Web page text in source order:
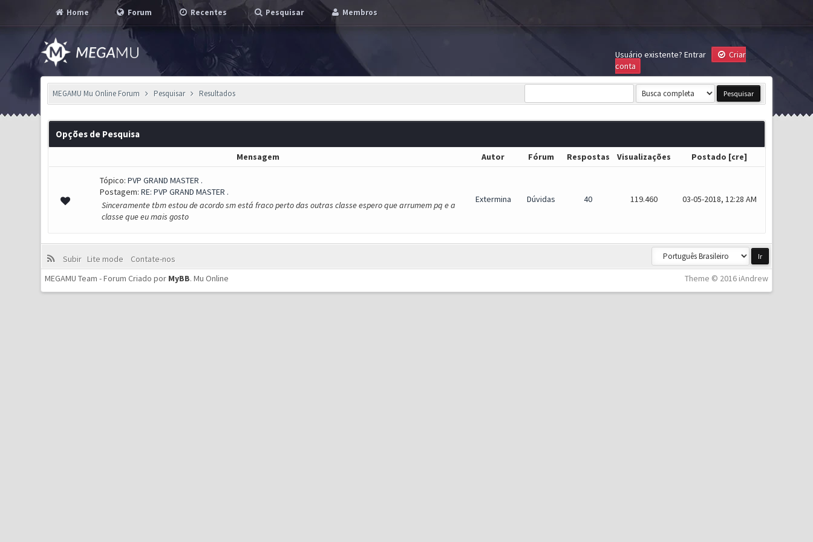
Home Forum Recentes Pesquisar Membros
Usuário existente? Entrar
Criar
conta
MEGAMU Mu Online Forum Pesquisar Resultados
Opções de Pesquisa
Mensagem Autor Fórum Respostas Visualizações Postado [cre]
Tópico: PVP GRAND MASTER .
Postagem: RE: PVP GRAND MASTER .
Sinceramente tbm estou de acordo sm está fraco perto das outras classe espero que arrumem pq e a
classe que eu mais gosto
Extermina Dúvidas 40 119.460 03-05-2018, 12:28 AM
Subir Lite mode
Contate-nos
Theme © 2016 iAndrew
MEGAMU Team - Forum Criado por MyBB.Mu Online